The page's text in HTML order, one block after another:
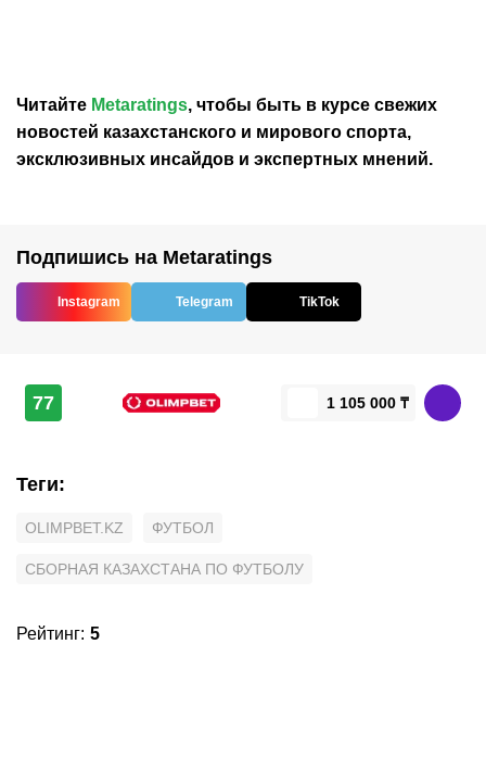
Читайте Metaratings, чтобы быть в курсе свежих
новостей казахстанского и мирового спорта,
эксклюзивных инсайдов и экспертных мнений.
Подпишись на Metaratings
Instagram Telegram TikTok
77 1 105 000 ₸
Теги:
OLIMPBET.KZ ФУТБОЛ
СБОРНАЯ КАЗАХСТАНА ПО ФУТБОЛУ
Рейтинг: 5